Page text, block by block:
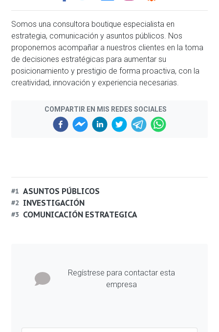
Somos una consultora boutique especialista en
estrategia, comunicación y asuntos públicos. Nos
proponemos acompañar a nuestros clientes en la toma
de decisiones estratégicas para aumentar su
posicionamiento y prestigio de forma proactiva, con la
creatividad, innovación y experiencia necesarias.
COMPARTIR EN MIS REDES SOCIALES
#1 ASUNTOS PÚBLICOS
#2 INVESTIGACIÓN
#3 COMUNICACIÓN ESTRATEGICA
Regístrese para contactar esta
empresa